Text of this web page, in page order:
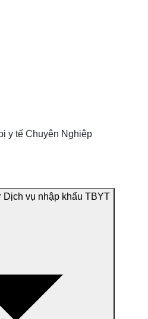
y tế Chuyên Nghiệp
Dịch vụ nhập khẩu TBYT